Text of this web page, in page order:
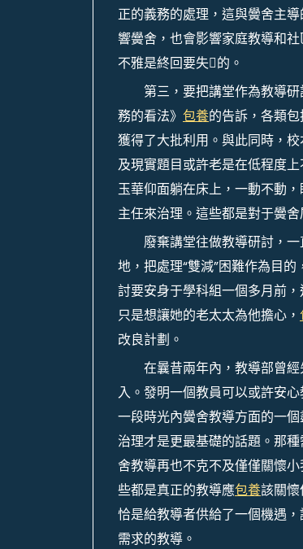
正的義務的處理，這與黌舍主
響黌舍，也會影響家庭教導和
不雅是終回要失的。
第三，要把講堂作為教導
務的看法》 包養的告訴，各類
獲得了大批利用。與此同時，
及現實題目或許老是在低程度
玉華仰面躺在床上，一動不動
主任來治理。這些都是對于黌
廢棄講堂往做教導研討，
地，把處理“雙減”困難作為目
討要安身于學科組一個多月前
只是想讓她的老太太為他擔心，
改良計劃。
在曩昔兩年內，教導部曾經
入。發明一個教員可以或許安
一段時光內黌舍教導方面的一個
治理才是更最基礎的話題。那
舍教導再也不克不及僅僅關懷
些都是真正的教導應包養該關
恰是給教導者供給了一個機遇
需求的教導。